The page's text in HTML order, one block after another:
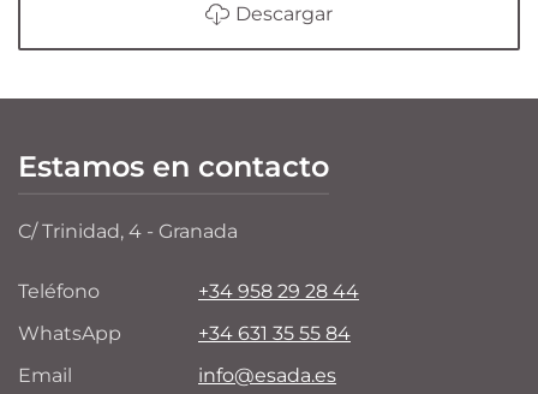
Descargar
Estamos en contacto
C/ Trinidad, 4 - Granada
Teléfono
+34 958 29 28 44
WhatsApp
+34 631 35 55 84
Email
info@esada.es